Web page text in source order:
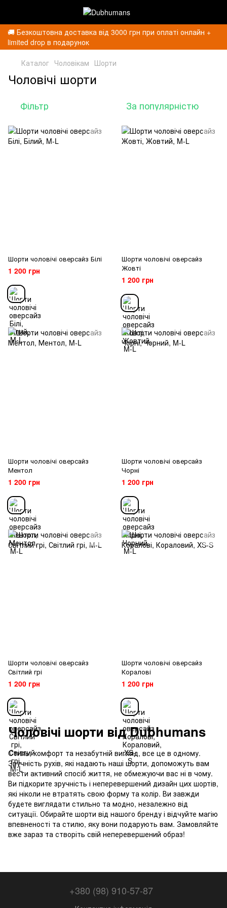
🚚 Безкоштовна доставка від 3000 грн при оплаті онлайн +
limited drop в подарунок
Каталог Чоловікам Шорти
Чоловічі шорти
Фільтр За популярністю
Шорти чоловічі оверсайз Білі
1 200 грн
Шорти чоловічі оверсайз
Жовті
1 200 грн
Шорти чоловічі оверсайз
Ментол
1 200 грн
Шорти чоловічі оверсайз
Чорні
1 200 грн
Шорти чоловічі оверсайз
Світлий грі
1 200 грн
Шорти чоловічі оверсайз
Коралові
1 200 грн
Чоловічі шорти від Dubhumans
Cтиль, комфорт та незабутній вигляд, все це в одному.
Зручність рухів, які надають наші шорти, допоможуть вам
вести активний спосіб життя, не обмежуючи вас ні в чому.
Ви підкорите зручність і неперевершений дизайн цих шортів,
які ніколи не втратять свою форму та колір. Ви завжди
будете виглядати стильно та модно, незалежно від
ситуації. Обирайте шорти від нашого бренду і відчуйте магію
впевненості та стилю, яку вони подарують вам. Замовляйте
вже зараз та створіть свій неперевершений образ!
+380 (98) 910-57-87